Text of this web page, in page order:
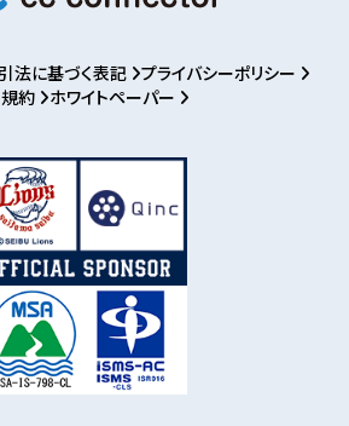
らせ
パートナー募集
グイン
利用登録
法に基づく表記 プライバシーポリシー
約
ホワイトペーパー